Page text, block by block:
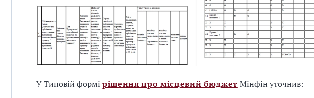
У Типовій формі рішення про місцевий бюджет Мінфін уточнив: